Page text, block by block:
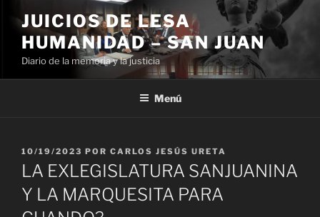
contenido
JUICIOS DE LESA
HUMANIDAD – SAN JUAN
Diario de la memoria y la justicia
Menú
PUBLICADO
EL
10/19/2023 POR CARLOS JESÚS URETA
LA EXLEGISLATURA SANJUANINA
Y LA MARQUESITA PARA